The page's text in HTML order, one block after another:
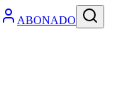
ABONADO